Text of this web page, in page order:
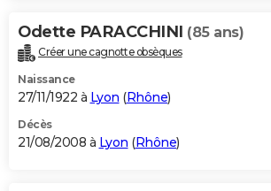
Odette PARACCHINI (85 ans)
Créer une cagnotte obsèques
Naissance
27/11/1922 à Lyon (Rhône)
Décès
21/08/2008 à Lyon (Rhône)